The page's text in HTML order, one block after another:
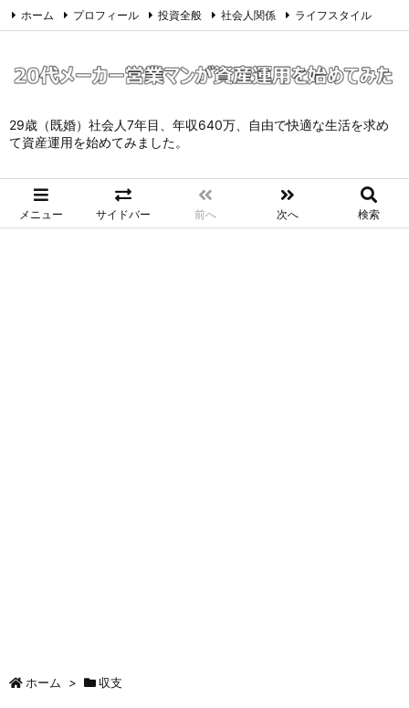
29歳（既婚）社会人7年目、年収640万、自由で快適な生活を求め
て資産運用を始めてみました。
メニュー サイドバー 前へ 次へ 検索
ホーム プロフィール 投資全般 社会人関係 ライフスタイル
Feedly
ホーム > 収支